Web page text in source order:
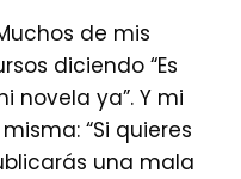
de mis
diciendo “Es
novela ya”. Y mi
“Si quieres
una mala